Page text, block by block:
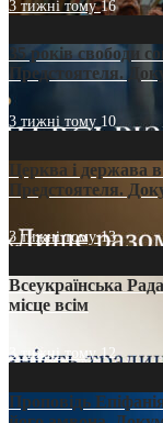
3 тижні тому16
35 років свободи
Предстоятеля.
3 тижні тому 10
Церква і держава
Предстоятеля.
3 тижні тому13
Всеукраїнська
місце всім
3 тижні тому12
Проповідь